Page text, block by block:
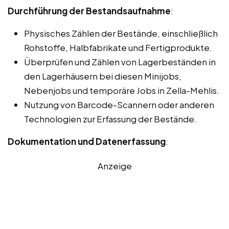
Durchführung der Bestandsaufnahme:
Physisches Zählen der Bestände, einschließlich
Rohstoffe, Halbfabrikate und Fertigprodukte.
Überprüfen und Zählen von Lagerbeständen in
den Lagerhäusern bei diesen Minijobs,
Nebenjobs und temporäre Jobs in Zella-Mehlis.
Nutzung von Barcode-Scannern oder anderen
Technologien zur Erfassung der Bestände.
Dokumentation und Datenerfassung:
Anzeige